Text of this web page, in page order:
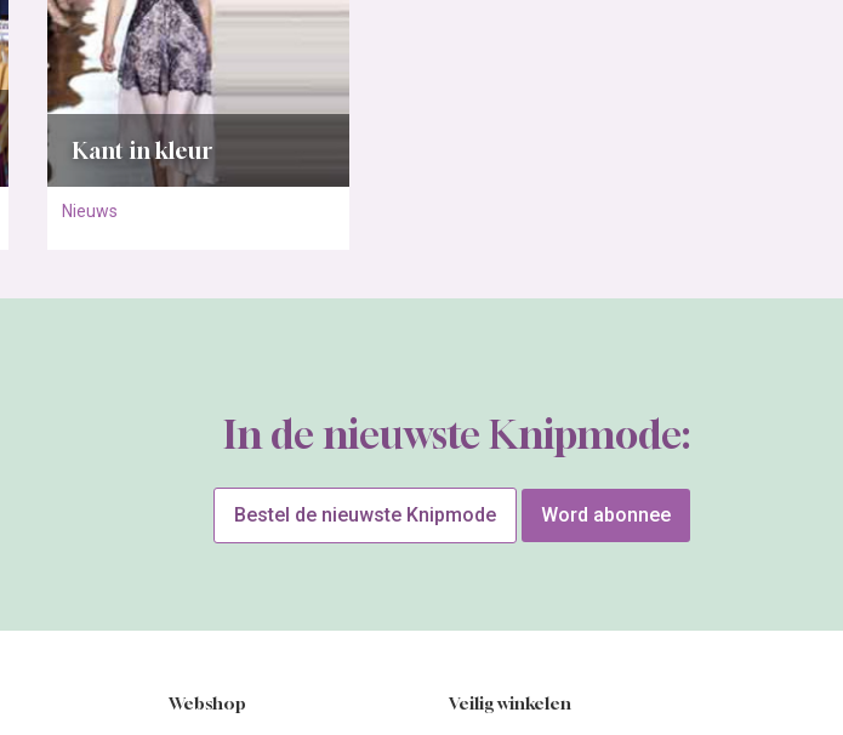
Kant in kleur
Nieuws
In de nieuwste Knipmode:
Bestel de nieuwste Knipmode Word abonnee
Webshop Veilig winkelen